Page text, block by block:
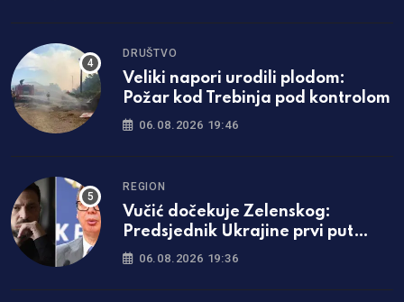
DRUŠTVO
Veliki napori urodili plodom:
Požar kod Trebinja pod kontrolom
06.08.2026 19:46
REGION
Vučić dočekuje Zelenskog:
Predsjednik Ukrajine prvi put
dolazi u Srbiju
06.08.2026 19:36